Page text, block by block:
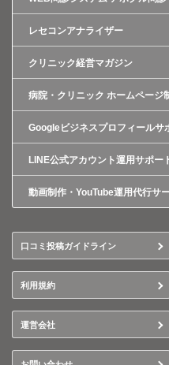
レセコンアナライザー
クリニック経営マガジン
病院・クリニック ホームページ
Googleビジネスプロフィールサ
LINE公式アカウント運用サポー
動画制作・YouTube運用代行サ
口コミ投稿ガイドライン
利用規約
運営会社